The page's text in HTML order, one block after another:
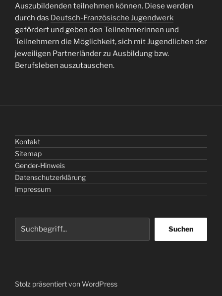
Auszubildenden teilnehmen können. Diese werden
durch das Deutsch-Französische Jugendwerk
gefördert und geben den Teilnehmerinnen und
Teilnehmern die Möglichkeit, sich mit Jugendlichen der
jeweiligen Partnerländer zu Ausbildung bzw.
Berufsleben auszutauschen.
Kontakt
Sitemap
Gender-Hinweis
Datenschutzerklärung
Impressum
Suchen
Stolz präsentiert von WordPress